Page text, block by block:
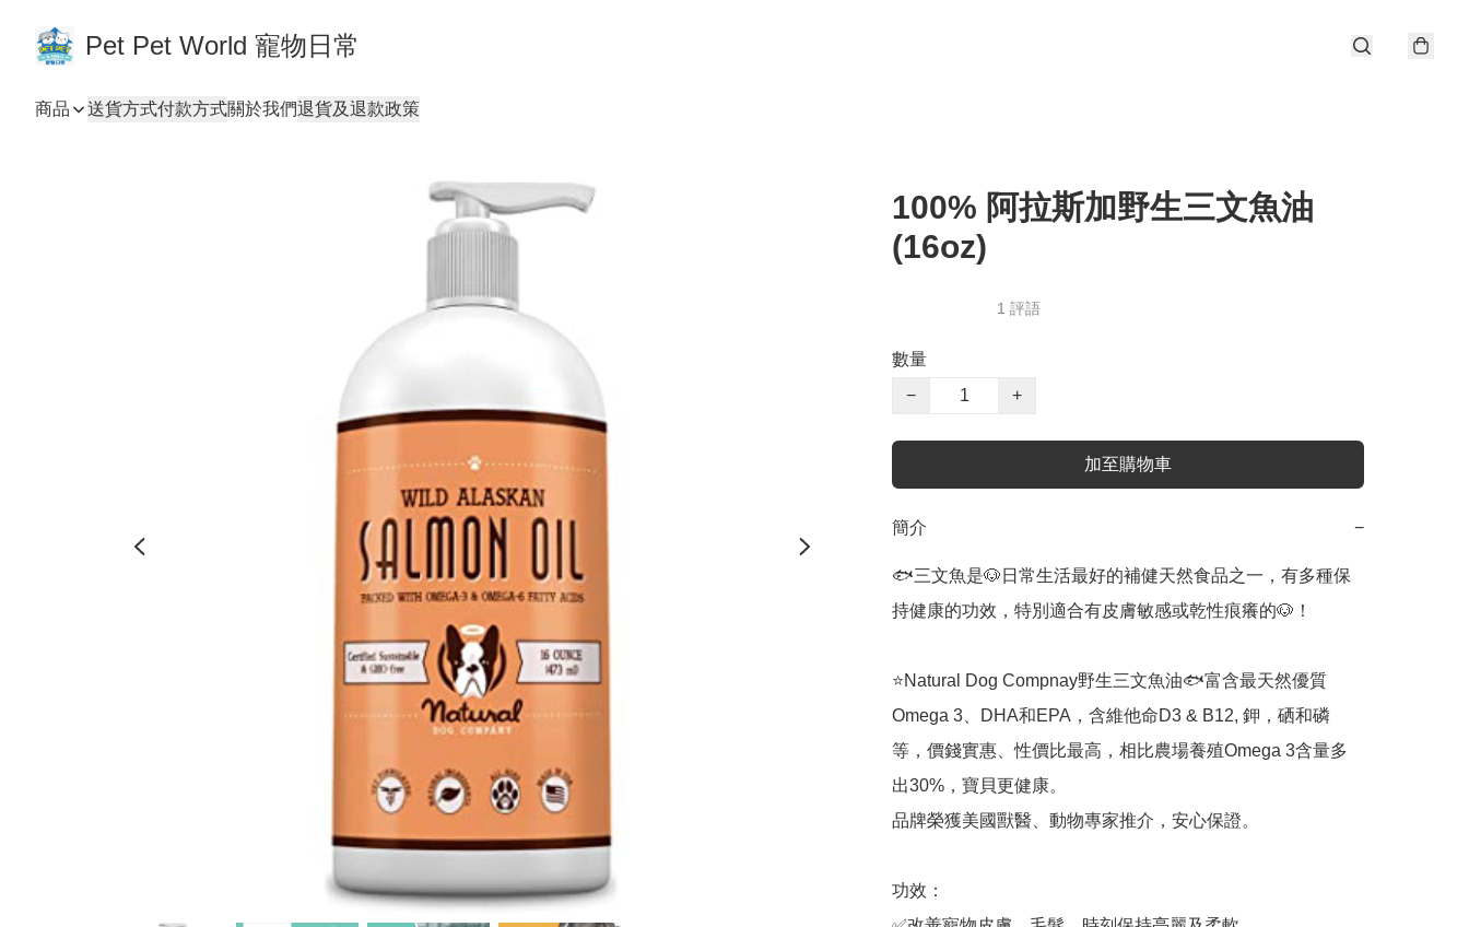
Pet Pet World 寵物日常
商品 送貨方式付款方式關於我們退貨及退款政策
100% 阿拉斯加野生三文魚油
(16oz)
1 評語
數量
−
+
加至購物車
簡介 −
🐟三文魚是🐶日常生活最好的補健天然食品之一，有多種保
持健康的功效，特別適合有皮膚敏感或乾性痕癢的🐶！
⭐️Natural Dog Compnay野生三文魚油🐟富含最天然優質
Omega 3、DHA和EPA，含維他命D3 & B12, 鉀，硒和磷
等，價錢實惠、性價比最高，相比農場養殖Omega 3含量多
出30%，寶貝更健康。
品牌榮獲美國獸醫、動物專家推介，安心保證。
功效：